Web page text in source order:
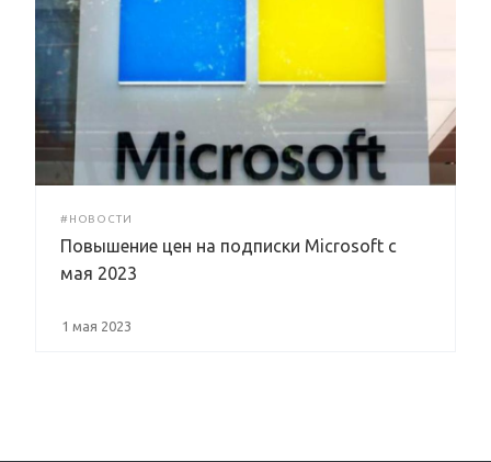
#НОВОСТИ
Повышение цен на подписки Microsoft с
мая 2023
1 мая 2023